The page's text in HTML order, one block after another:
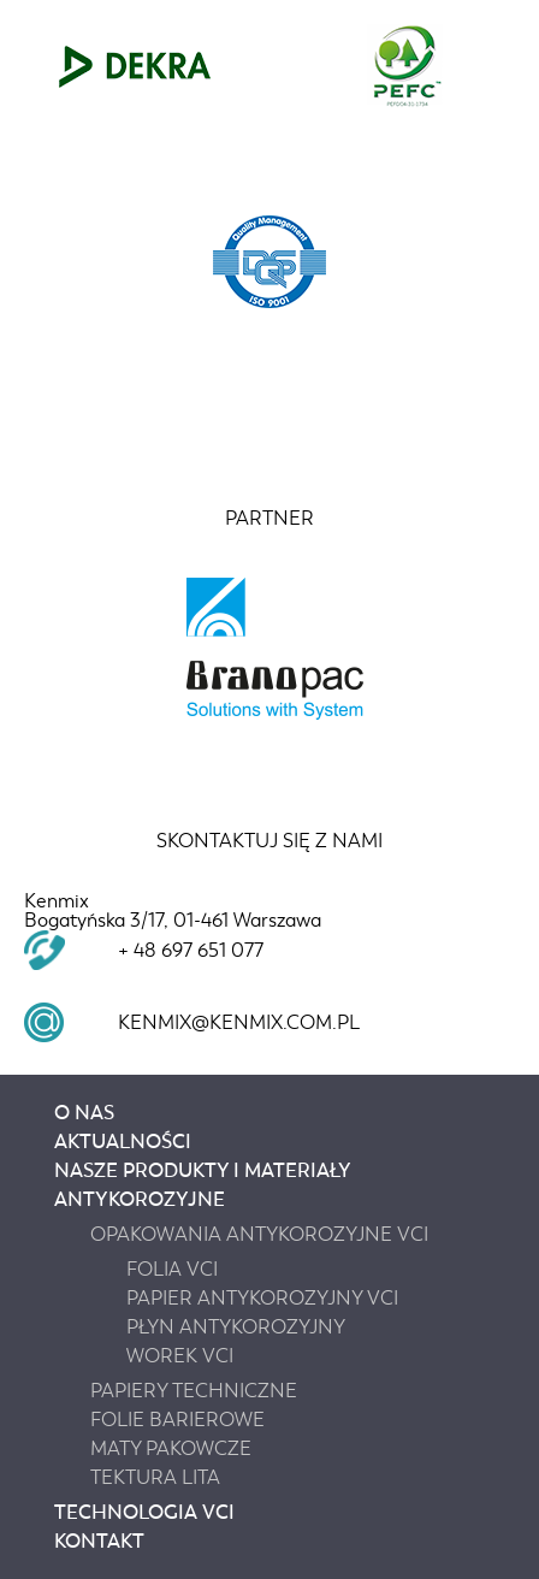
O NAS
AKTUALNOŚCI
NASZE PRODUKTY I MATERIAŁY
ANTYKOROZYJNE
OPAKOWANIA ANTYKOROZYJNE VCI
FOLIA VCI
PAPIER ANTYKOROZYJNY VCI
PŁYN ANTYKOROZYJNY
WOREK VCI
PAPIERY TECHNICZNE
FOLIE BARIEROWE
MATY PAKOWCZE
TEKTURA LITA
TECHNOLOGIA VCI
KONTAKT
PARTNER
SKONTAKTUJ SIĘ Z NAMI
Kenmix
Bogatyńska 3/17, 01-461 Warszawa
+ 48 697 651 077
KENMIX@KENMIX.COM.PL